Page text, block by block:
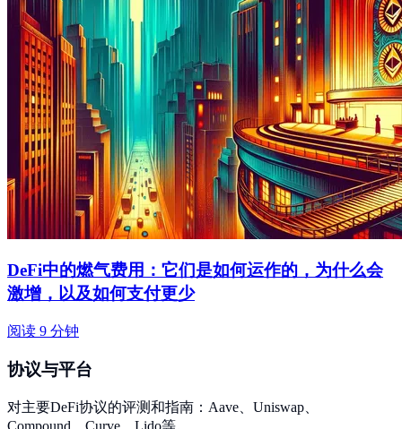
DeFi中的燃气费用：它们是如何运作的，为什么会
激增，以及如何支付更少
阅读 9 分钟
协议与平台
对主要DeFi协议的评测和指南：Aave、Uniswap、
Compound、Curve、Lido等。